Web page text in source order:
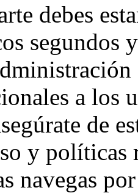
debes
segundos
a los
de
y políticas
navegas